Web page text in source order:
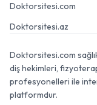
Doktorsitesi.com
Doktorsitesi.az
Doktorsitesi.com
diş hekimleri,
profesyonelleri ile
platformdur.